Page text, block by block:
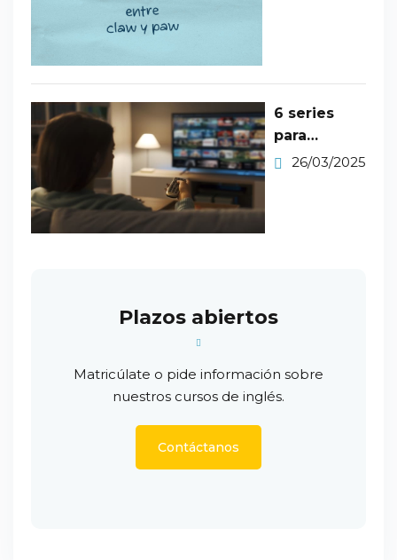
6 series
para
aprender
26/03/2025
Plazos abiertos
Matricúlate o pide información sobre
nuestros cursos de inglés.
Contáctanos